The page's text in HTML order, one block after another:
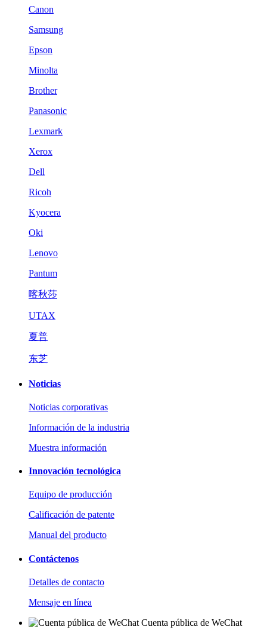
Canon
Samsung
Epson
Minolta
Brother
Panasonic
Lexmark
Xerox
Dell
Ricoh
Kyocera
Oki
Lenovo
Pantum
喀秋莎
UTAX
夏普
东芝
Noticias
Noticias corporativas
Información de la industria
Muestra información
Innovación tecnológica
Equipo de producción
Calificación de patente
Manual del producto
Contáctenos
Detalles de contacto
Mensaje en línea
Cuenta pública de WeChat